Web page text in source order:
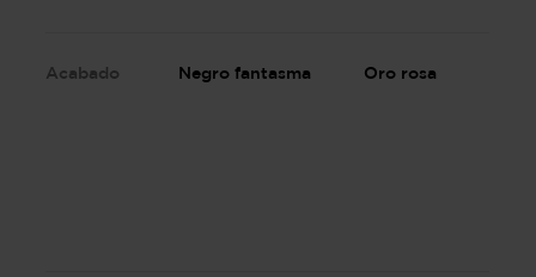
Acabado Negro fantasma Oro rosa